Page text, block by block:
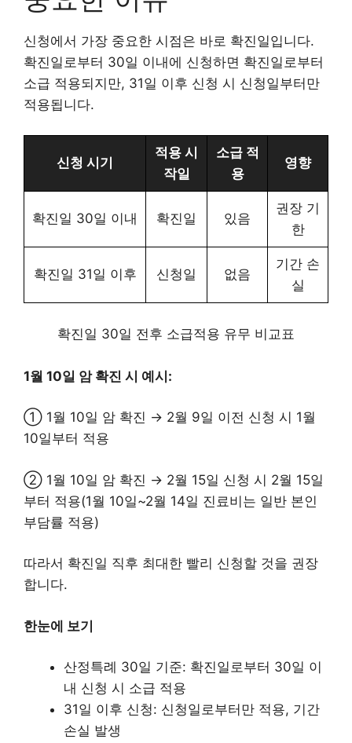
신청에서 가장 중요한 시점은 바로 확진일입니다.
확진일로부터 30일 이내에 신청하면 확진일로부터
소급 적용되지만, 31일 이후 신청 시 신청일부터만
적용됩니다.
신청 시기
적용 시
작일
소급 적
용
영향
확진일 30일 이내 확진일 있음
권장 기
한
확진일 31일 이후 신청일 없음
기간 손
실
확진일 30일 전후 소급적용 유무 비교표
1월 10일 암 확진 시 예시:
① 1월 10일 암 확진 → 2월 9일 이전 신청 시 1월
10일부터 적용
② 1월 10일 암 확진 → 2월 15일 신청 시 2월 15일
부터 적용(1월 10일~2월 14일 진료비는 일반 본인
부담률 적용)
따라서 확진일 직후 최대한 빨리 신청할 것을 권장
합니다.
한눈에 보기
산정특례 30일 기준: 확진일로부터 30일 이
내 신청 시 소급 적용
31일 이후 신청: 신청일로부터만 적용, 기간
손실 발생